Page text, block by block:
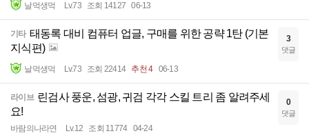
날먹생먹 Lv.73 조회 14127 06-13
기타 태동록 대비 컴퓨터 업글, 구매를 위한 공략 1탄 (기본
지식편)
날먹생먹 Lv.73 조회 22414 추천 4 06-13
3
댓글
라이브 린검사 풍운, 섬광, 귀검 각각 스킬 트리 좀 알려주세
요!
바람의나라연 Lv.12 조회 11774 04-24
0
댓글